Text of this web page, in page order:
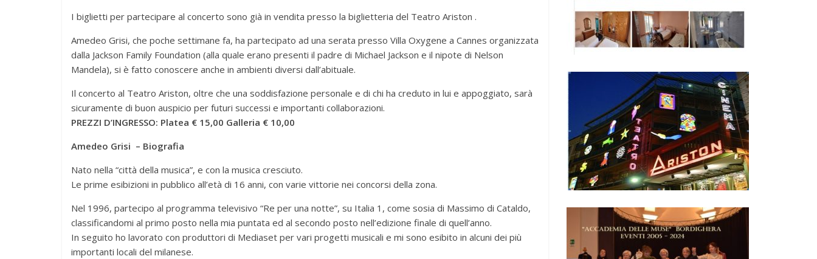
I biglietti per partecipare al concerto sono già in vendita presso la biglietteria del Teatro Ariston .
Amedeo Grisi, che poche settimane fa, ha partecipato ad una serata presso Villa Oxygene a Cannes organizzata
dalla Jackson Family Foundation (alla quale erano presenti il padre di Michael Jackson e il nipote di Nelson
Mandela), si è fatto conoscere anche in ambienti diversi dall’abituale.
Il concerto al Teatro Ariston, oltre che una soddisfazione personale e di chi ha creduto in lui e appoggiato, sarà
sicuramente di buon auspicio per futuri successi e importanti collaborazioni.
PREZZI D’INGRESSO: Platea € 15,00 Galleria € 10,00
Amedeo Grisi – Biografia
Nato nella “città della musica”, e con la musica cresciuto.
Le prime esibizioni in pubblico all’età di 16 anni, con varie vittorie nei concorsi della zona.
Nel 1996, partecipo al programma televisivo “Re per una notte”, su Italia 1, come sosia di Massimo di Cataldo,
classificandomi al primo posto nella mia puntata ed al secondo posto nell’edizione finale di quell’anno.
In seguito ho lavorato con produttori di Mediaset per vari progetti musicali e mi sono esibito in alcuni dei più
importanti locali del milanese.